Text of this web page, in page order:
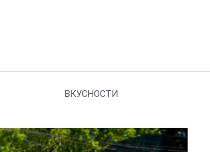
ВКУСНОСТИ